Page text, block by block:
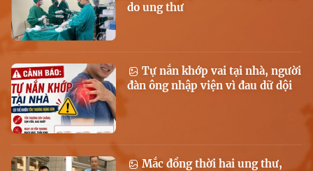
do ung thư
Tự nắn khớp vai tại nhà, người
đàn ông nhập viện vì đau dữ dội
Mắc đồng thời hai ung thư,